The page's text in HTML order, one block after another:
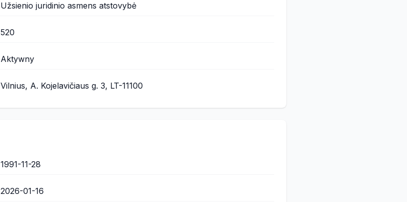
Užsienio juridinio asmens atstovybė
520
Aktywny
Vilnius, A. Kojelavičiaus g. 3, LT-11100
1991-11-28
2026-01-16